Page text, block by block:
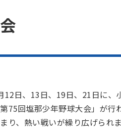
12日、13日、19日、21日に、
75回塩那少年野球大会」が行
り、熱い戦いが繰り広げられま